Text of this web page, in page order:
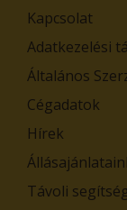
Kapcsolat
Adatkezelési
Általános
Cégadatok
Hírek
Távoli